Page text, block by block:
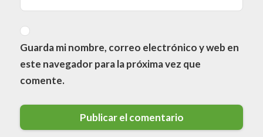
Guarda mi nombre, correo electrónico y web en
este navegador para la próxima vez que
comente.